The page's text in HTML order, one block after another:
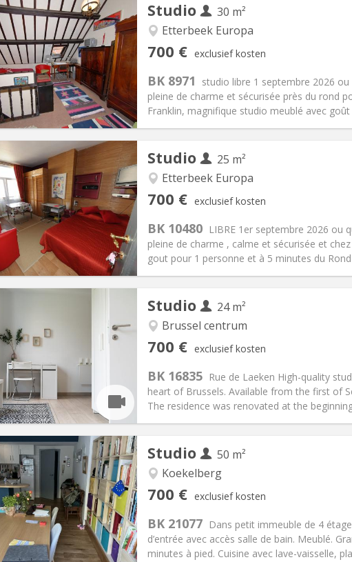
Studio
30 m²
Etterbeek Europa
700 € exclusief kosten
BK 8971
studio libre 1 septembre 2026
pleine de charme et sécurisée près du rond
Franklin, magnifique studio meublé avec
Informatie
€
175 €
maanden, 11 maanden, 10
5-6 maanden
Toegelaten
Inrichting
Badkamer:Privaat
Oppervlakte:30 m2
Studio
25 m²
Etterbeek Europa
700 € exclusief kosten
BK 10480 LIBRE 1er septembre 2026 ou
pleine de charme , calme et sécurisée et
gout pour 1 personne et à 5 minutes du
Informatie
€
175 €
maanden
Toegelaten
Inrichting
Badkamer: Privaat
Oppervlakte:25 m2
Studio
24 m²
Brussel centrum
700 € exclusief kosten
BK 16835 Rue de Laeken High-quality
heart of Brussels. Available from the first of
The residence was renovated at the
Informatie
€
150 €
maanden
Toegelaten
Inrichting
Badkamer: Privaat
Oppervlakte:24 m2
Studio
50 m²
Koekelberg
700 € exclusief kosten
BK 21077 Dans petit immeuble de 4
d’entrée avec accès salle de bain. Meublé.
minutes à pied. Cuisine avec lave-vaisselle,
Informatie
100 €
maanden
Nee
Inrichting
Badkamer: Privaat
Oppervlakte:50 m2